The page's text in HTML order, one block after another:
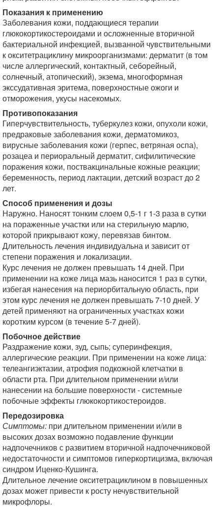
Показания к применению
Заболевания кожи, поддающиеся терапии
глюкокортикостероидами и осложненные вторичной
бактериальной инфекцией, вызванной чувствительными
к окситетрациклину микроорганизмами: дерматит (в том
числе аллергический, контактный, себорейный,
солнечный, атопический), экзема, многоформная
экссудативная эритема, поверхностные ожоги и
отморожения, укусы насекомых.
Противопоказания
Гиперчувствительность, туберкулез кожи, опухоли кожи,
предраковые заболевания кожи, дерматомикоз,
вирусные заболевания кожи (герпес, ветряная оспа),
розацеа и периоральный дерматит, сифилитические
поражения кожи, поствакцинальные кожные реакции;
беременность, период лактации, детский возраст до 2
лет.
Способ применения и дозы
Наружно. Наносят тонким слоем 0,5-1 г 1-3 раза в сутки
на пораженные участки или на стерильную марлю,
которой прикрывают кожу, перевязав бинтом.
Длительность лечения индивидуальна и зависит от
степени поражения и локализации.
Курс лечения не должен превышать 14 дней. При
применении на коже лица мазь наносится 1 раз в сутки,
избегая нанесения на периорбитальную область, при
этом курс лечения не должен превышать 7-10 дней. У
детей применяют на ограниченных участках кожи
коротким курсом (в течение 5-7 дней).
Побочное действие
Раздражение кожи, зуд, сыпь; суперинфекция,
аллергические реакции. При применении на коже лица:
телеангиэктазии, атрофия подкожной клетчатки в
области рта. При длительном применении и/или
нанесении на большие поверхности - системные
побочные эффекты глюкокортикостероидов.
Передозировка
Симптомы: при длительном применении и/или в
высоких дозах возможно подавление функции
надпочечников с развитием вторичной надпочечниковой
недостаточности и симптомов гиперкортицизма, включая
синдром Иценко-Кушинга.
Длительное лечение окситетрациклином в повышенных
дозах может привести к росту нечувствительной
микрофлоры.